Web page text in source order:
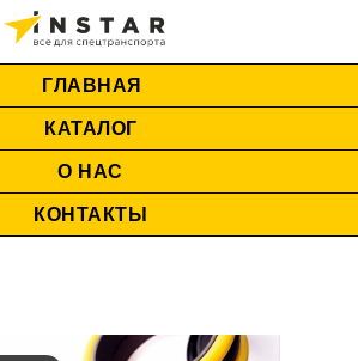
ГЛАВНАЯ
КАТАЛОГ
О НАС
КОНТАКТЫ